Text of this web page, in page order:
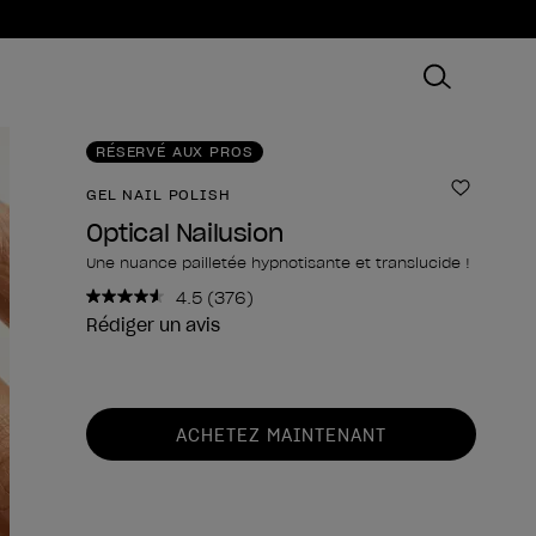
RÉSERVÉ AUX PROS
GEL NAIL POLISH
Optical Nailusion
Une nuance pailletée hypnotisante et translucide !
4.5 Lire
376
page.
(376)
Rédiger un avis
Forme du produit
ACHETEZ MAINTENANT